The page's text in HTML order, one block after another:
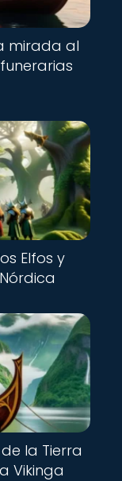
mirada al
Elfos y
la Tierra
Vikinga